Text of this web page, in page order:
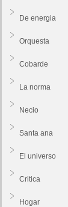
De energia
Orquesta
Cobarde
La norma
Necio
Santa ana
El universo
Critica
Hogar